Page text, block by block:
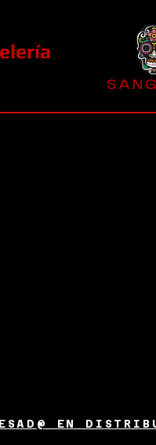
S A N
EN